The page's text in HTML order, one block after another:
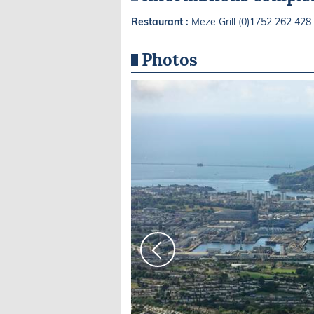
Restaurant : Meze Grill (0)1752 262 428
Photos